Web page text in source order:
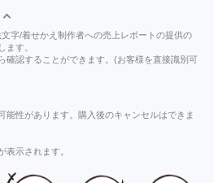
字/着せかえ制作者への売上レポートの提供の
ます。
確認することができます。(お客様を直接識別可
能性があります。購入後のキャンセルはできま
表示されます。